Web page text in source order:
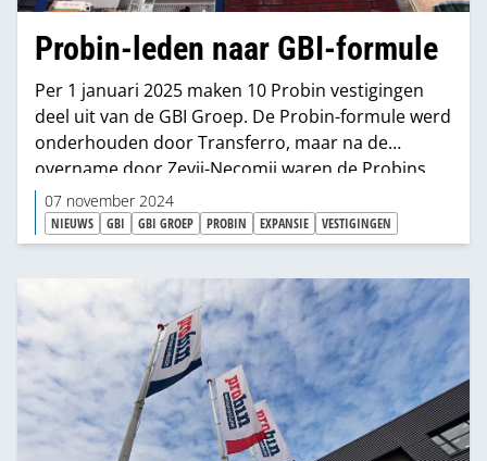
Probin-leden naar GBI-formule
Per 1 januari 2025 maken 10 Probin vestigingen
deel uit van de GBI Groep. De Probin-formule werd
onderhouden door Transferro, maar na de
overname door Zevij-Necomij waren de Probins
zoekende. Zevij-Necomij 'doet' namelijk geen
verkoopformules voor leden.
07 november 2024
NIEUWS GBI GBI GROEP PROBIN EXPANSIE VESTIGINGEN